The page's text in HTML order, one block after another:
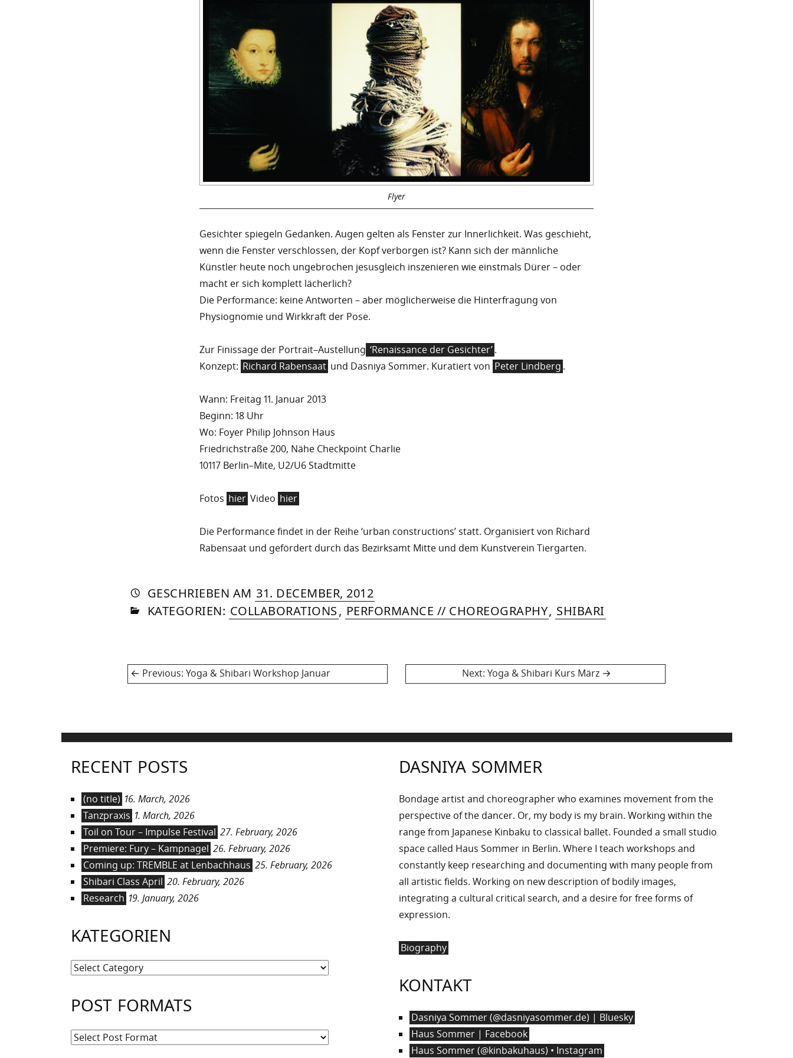
Flyer
Gesichter spiegeln Gedanken. Augen gelten als Fenster zur Innerlichkeit. Was geschieht,
wenn die Fenster verschlossen, der Kopf verborgen ist? Kann sich der männliche
Künstler heute noch ungebrochen jesusgleich inszenieren wie einstmals Dürer – oder
macht er sich komplett lächerlich?
Die Performance: keine Antworten – aber möglicherweise die Hinterfragung von
Physiognomie und Wirkkraft der Pose.
Zur Finissage der Portrait–Austellung ‘Renaissance der Gesichter’.
Konzept: Richard Rabensaat und Dasniya Sommer. Kuratiert von Peter Lindberg .
Wann: Freitag 11. Januar 2013
Beginn: 18 Uhr
Wo: Foyer Philip Johnson Haus
Friedrichstraße 200, Nähe Checkpoint Charlie
10117 Berlin–Mite, U2/U6 Stadtmitte
Fotos hier Video hier
Die Performance findet in der Reihe ‘urban constructions’ statt. Organisiert von Richard
Rabensaat und gefördert durch das Bezirksamt Mitte und dem Kunstverein Tiergarten.
GESCHRIEBEN VON
AUTORIN
DASNIYA
SOMMER
AM 31. DECEMBER, 2012»21.
AUGUST,
IN
KATEGORIEN: COLLABORATIONS, PERFORMANCE // CHOREOGRAPHY, SHIBARI
Post
navigation
Previous: Previous
Yoga & Shibari Workshop Januar Next: Next
Yoga & Shibari Kurs März
RECENT POSTS
(no title) 16. March, 2026
Tanzpraxis 1. March, 2026
Toil on Tour – Impulse Festival 27. February, 2026
Premiere: Fury – Kampnagel 26. February, 2026
Coming up: TREMBLE at Lenbachhaus 25. February, 2026
Shibari Class April 20. February, 2026
Research 19. January, 2026
KATEGORIEN
Kategorien
POST FORMATS
DASNIYA SOMMER
Bondage artist and choreographer who examines movement from the
perspective of the dancer. Or, my body is my brain. Working within the
range from Japanese Kinbaku to classical ballet. Founded a small studio
space called Haus Sommer in Berlin. Where I teach workshops and
constantly keep researching and documenting with many people from
all artistic fields. Working on new description of bodily images,
integrating a cultural critical search, and a desire for free forms of
expression.
Biography
KONTAKT
Dasniya Sommer (@dasniyasommer.de) | Bluesky
Haus Sommer | Facebook
Haus Sommer (@kinbakuhaus) • Instagram